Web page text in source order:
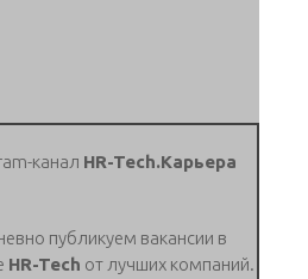
канал HR-Tech.Карьера
публикуем вакансии в
HR-Tech от лучших компаний.